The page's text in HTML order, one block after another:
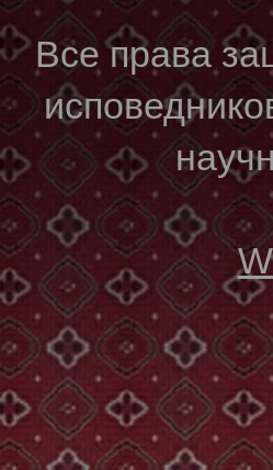
Все права